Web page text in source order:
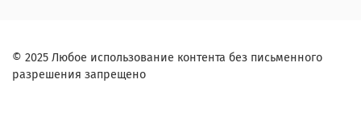
© 2025 Любое использование контента без письменного
разрешения запрещено